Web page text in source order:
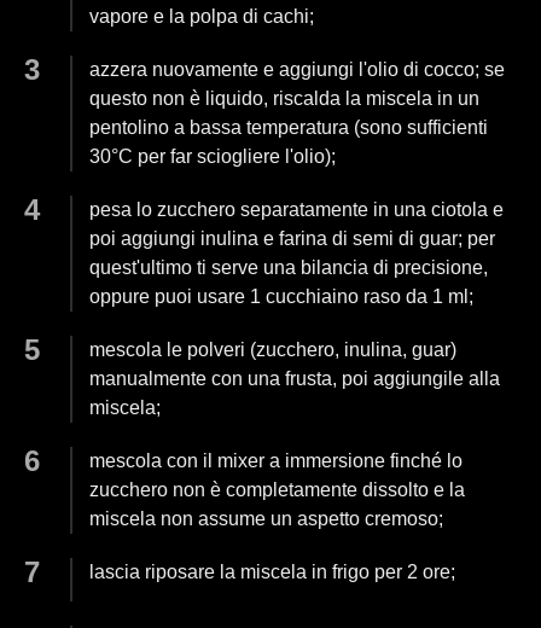
vapore e la polpa di cachi;
azzera nuovamente e aggiungi l'olio di cocco; se
questo non è liquido, riscalda la miscela in un
pentolino a bassa temperatura (sono sufficienti
30°C per far sciogliere l'olio);
pesa lo zucchero separatamente in una ciotola e
poi aggiungi inulina e farina di semi di guar; per
quest'ultimo ti serve una bilancia di precisione,
oppure puoi usare 1 cucchiaino raso da 1 ml;
mescola le polveri (zucchero, inulina, guar)
manualmente con una frusta, poi aggiungile alla
miscela;
mescola con il mixer a immersione finché lo
zucchero non è completamente dissolto e la
miscela non assume un aspetto cremoso;
lascia riposare la miscela in frigo per 2 ore;